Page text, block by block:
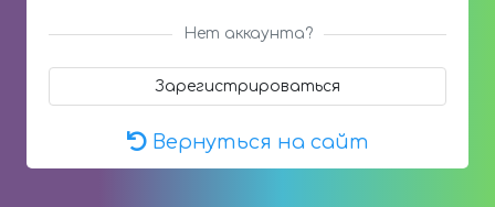
Нет аккаунта?
Зарегистрироваться
Вернуться на сайт